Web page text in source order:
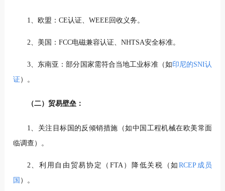
1、欧盟：CE认证、WEEE回收义务。
2、美国：FCC电磁兼容认证、NHTSA安全标准。
3、东南亚：部分国家需符合当地工业标准（如 印尼的SNI认
证 ）。
（二）贸易壁垒：
1、关注目标国的反倾销措施（如中国工程机械在欧美常面
临调查）。
2、利用自由贸易协定（FTA）降低关税（如 RCEP成员
国 ）。